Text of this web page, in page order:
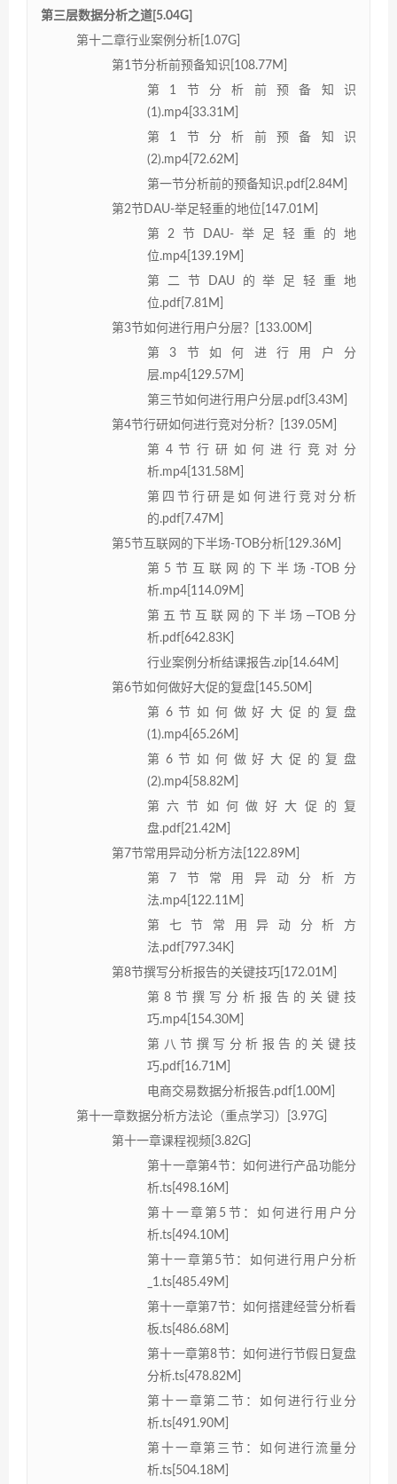
第三层数据分析之道[5.04G]
第十二章行业案例分析[1.07G]
第1节分析前预备知识[108.77M]
第1节分析前预备知识
(1).mp4[33.31M]
第1节分析前预备知识
(2).mp4[72.62M]
第一节分析前的预备知识.pdf[2.84M]
第2节DAU-举足轻重的地位[147.01M]
第2节DAU-举足轻重的地
位.mp4[139.19M]
第二节DAU的举足轻重地
位.pdf[7.81M]
第3节如何进行用户分层？[133.00M]
第3节如何进行用户分
层.mp4[129.57M]
第三节如何进行用户分层.pdf[3.43M]
第4节行研如何进行竞对分析？[139.05M]
第4节行研如何进行竞对分
析.mp4[131.58M]
第四节行研是如何进行竞对分析
的.pdf[7.47M]
第5节互联网的下半场-TOB分析[129.36M]
第5节互联网的下半场-TOB分
析.mp4[114.09M]
第五节互联网的下半场—TOB分
析.pdf[642.83K]
行业案例分析结课报告.zip[14.64M]
第6节如何做好大促的复盘[145.50M]
第6节如何做好大促的复盘
(1).mp4[65.26M]
第6节如何做好大促的复盘
(2).mp4[58.82M]
第六节如何做好大促的复
盘.pdf[21.42M]
第7节常用异动分析方法[122.89M]
第7节常用异动分析方
法.mp4[122.11M]
第七节常用异动分析方
法.pdf[797.34K]
第8节撰写分析报告的关键技巧[172.01M]
第8节撰写分析报告的关键技
巧.mp4[154.30M]
第八节撰写分析报告的关键技
巧.pdf[16.71M]
电商交易数据分析报告.pdf[1.00M]
第十一章数据分析方法论（重点学习）[3.97G]
第十一章课程视频[3.82G]
第十一章第4节：如何进行产品功能分
析.ts[498.16M]
第十一章第5节：如何进行用户分
析.ts[494.10M]
第十一章第5节：如何进行用户分析
_1.ts[485.49M]
第十一章第7节：如何搭建经营分析看
板.ts[486.68M]
第十一章第8节：如何进行节假日复盘
分析.ts[478.82M]
第十一章第二节：如何进行行业分
析.ts[491.90M]
第十一章第三节：如何进行流量分
析.ts[504.18M]